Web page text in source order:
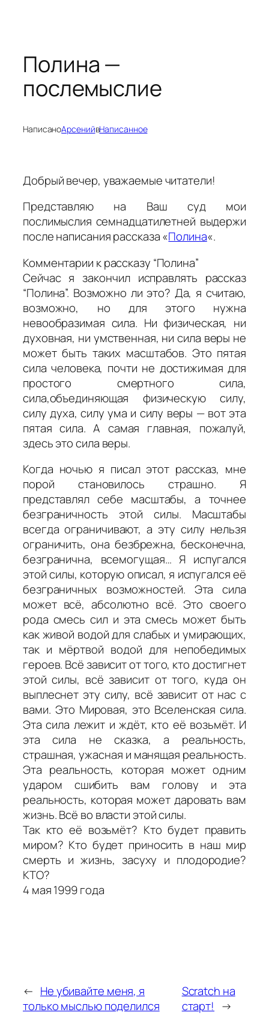
содержимому
Полина —
послемыслие
НаписаноАрсенийвНаписанное
Добрый вечер, уважаемые читатели!
Представляю на Ваш суд мои
послимыслия семнадцатилетней выдержи
после написания рассказа «Полина«.
Комментарии к рассказу “Полина”
Сейчас я закончил исправлять рассказ
“Полина”. Возможно ли это? Да, я считаю,
возможно, но для этого нужна
невообразимая сила. Ни физическая, ни
духовная, ни умственная, ни сила веры не
может быть таких масштабов. Это пятая
сила человека, почти не достижимая для
простого смертного сила,
сила,объединяющая физическую силу,
силу духа, силу ума и силу веры — вот эта
пятая сила. А самая главная, пожалуй,
здесь это сила веры.
Когда ночью я писал этот рассказ, мне
порой становилось страшно. Я
представлял себе масштабы, а точнее
безграничность этой силы. Масштабы
всегда ограничивают, а эту силу нельзя
ограничить, она безбрежна, бесконечна,
безгранична, всемогущая… Я испугался
этой силы, которую описал, я испугался её
безграничных возможностей. Эта сила
может всё, абсолютно всё. Это своего
рода смесь сил и эта смесь может быть
как живой водой для слабых и умирающих,
так и мёртвой водой для непобедимых
героев. Всё зависит от того, кто достигнет
этой силы, всё зависит от того, куда он
выплеснет эту силу, всё зависит от нас с
вами. Это Мировая, это Вселенская сила.
Эта сила лежит и ждёт, кто её возьмёт. И
эта сила не сказка, а реальность,
страшная, ужасная и манящая реальность.
Эта реальность, которая может одним
ударом сшибить вам голову и эта
реальность, которая может даровать вам
жизнь. Всё во власти этой силы.
Так кто её возьмёт? Кто будет править
миром? Кто будет приносить в наш мир
смерть и жизнь, засуху и плодородие?
КТО?
4 мая 1999 года
← Не убивайте меня, я
только мыслью поделился
Scratch на
старт! →